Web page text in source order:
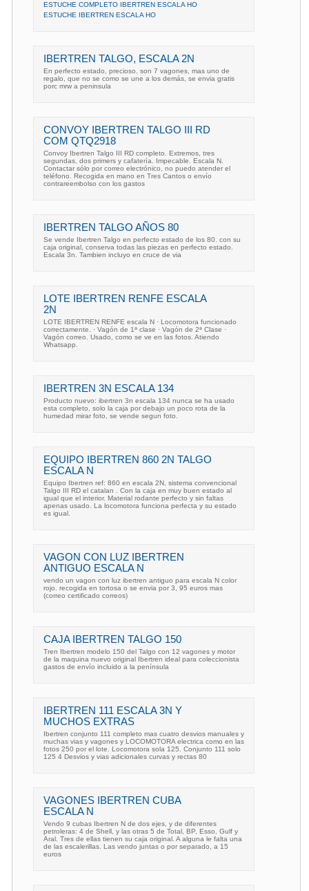
ESTUCHE COMPLETO IBERTREN ESCALA HO
ESTUCHE IBERTREN ESCALA HO
IBERTREN TALGO, ESCALA 2N
En perfecto estado, precioso. son 7 vagones, mas uno de
regalo, que no se como se une a los demás, se envia gratis
porc mrw a peninsula
CONVOY IBERTREN TALGO III RD
COM QTQ2918
Convoy Ibertren Talgo III RD completo. Extremos, tres
segundas, dos primers y cafatería. Impecable. Escala N.
Contactar sólo por correo electrónico, no puedo atender el
teléfono. Recogida en mano en Tres Cantos o envío
contrareembolso con los gastos
IBERTREN TALGO AÑOS 80
Se vende Ibertren Talgo en perfecto estado de los 80. con su
caja original, conserva todas las piezas en perfecto estado.
Escala 3n. Tambien incluyo en cruce de via
LOTE IBERTREN RENFE ESCALA
2N
LOTE IBERTREN RENFE escala N · Locomotora funcionado
correctamente. · Vagón de 1ª clase · Vagón de 2ª Clase ·
Vagón correo. Usado, como se ve en las fotos. Atiendo
Whatsapp.
IBERTREN 3N ESCALA 134
Producto nuevo: ibertren 3n escala 134 nunca se ha usado
esta completo, solo la caja por debajo un poco rota de la
humedad mirar foto, se vende segun foto.
EQUIPO IBERTREN 860 2N TALGO
ESCALA N
Equipo Ibertren ref: 860 en escala 2N, sistema convencional
Talgo III RD el catalan . Con la caja en muy buen estado al
igual que el interior. Material rodante perfecto y sin faltas
apenas usado. La locomotora funciona perfecta y su estado
es igual.
VAGON CON LUZ IBERTREN
ANTIGUO ESCALA N
vendo un vagon con luz ibertren antiguo para escala N color
rojo. recogida en tortosa o se envia por 3, 95 euros mas
(correo certificado correos)
CAJA IBERTREN TALGO 150
Tren Ibertren modelo 150 del Talgo con 12 vagones y motor
de la maquina nuevo original Ibertren ideal para coleccionista
gastos de envío incluido a la península
IBERTREN 111 ESCALA 3N Y
MUCHOS EXTRAS
Ibertren conjunto 111 completo mas cuatro desvios manuales y
muchas vias y vagones y LOCOMOTORA electrica como en las
fotos 250 por el lote. Locomotora sola 125. Conjunto 111 solo
125 4 Desvios y vias adicionales curvas y rectas 80
VAGONES IBERTREN CUBA
ESCALA N
Vendo 9 cubas Ibertren N de dos ejes, y de diferentes
petroleras: 4 de Shell, y las otras 5 de Total, BP, Esso, Gulf y
Aral. Tres de ellas tienen su caja original. A alguna le falta una
de las escalerillas. Las vendo juntas o por separado, a 15
euros